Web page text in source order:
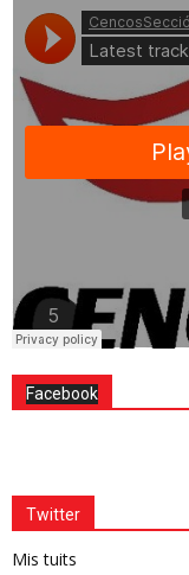
Facebook
Twitter
Mis tuits